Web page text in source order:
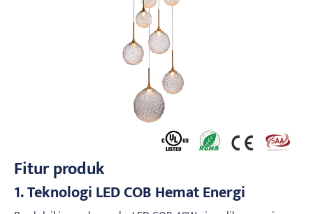
Fitur produk
1. Teknologi LED COB Hemat Energi